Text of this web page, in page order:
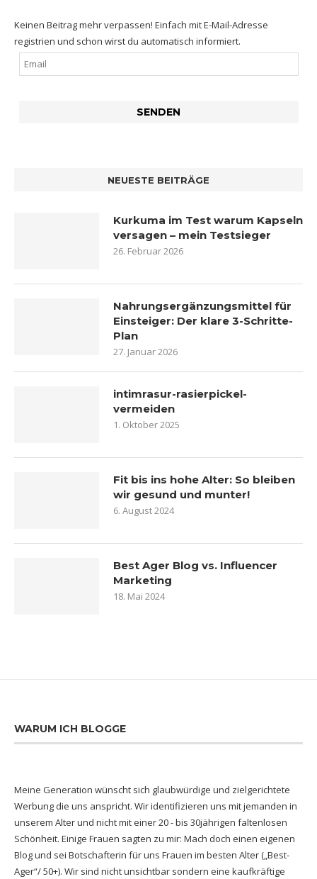
Keinen Beitrag mehr verpassen! Einfach mit E-Mail-Adresse
registrien und schon wirst du automatisch informiert.
NEUESTE BEITRÄGE
Kurkuma im Test warum Kapseln
versagen – mein Testsieger
26. Februar 2026
Nahrungsergänzungsmittel für
Einsteiger: Der klare 3-Schritte-
Plan
27. Januar 2026
intimrasur-rasierpickel-
vermeiden
1. Oktober 2025
Fit bis ins hohe Alter: So bleiben
wir gesund und munter!
6. August 2024
Best Ager Blog vs. Influencer
Marketing
18. Mai 2024
WARUM ICH BLOGGE
Meine Generation wünscht sich glaubwürdige und zielgerichtete
Werbung die uns anspricht. Wir identifizieren uns mit jemanden in
unserem Alter und nicht mit einer 20 - bis 30jährigen faltenlosen
Schönheit. Einige Frauen sagten zu mir: Mach doch einen eigenen
Blog und sei Botschafterin für uns Frauen im besten Alter („Best-
Ager“/ 50+). Wir sind nicht unsichtbar sondern eine kaufkräftige